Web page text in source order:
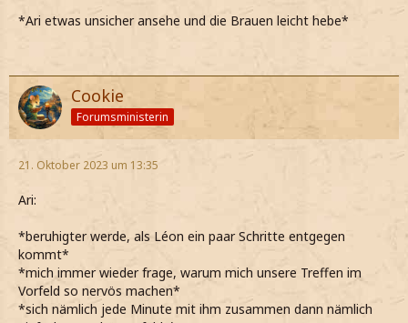
*Ari etwas unsicher ansehe und die Brauen leicht hebe*
Cookie
Forumsministerin
21. Oktober 2023 um 13:35
Ari:
*beruhigter werde, als Léon ein paar Schritte entgegen
kommt*
*mich immer wieder frage, warum mich unsere Treffen im
Vorfeld so nervös machen*
*sich nämlich jede Minute mit ihm zusammen dann nämlich